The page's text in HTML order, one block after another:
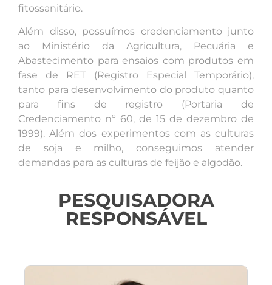
fitossanitário.
Além disso, possuímos credenciamento junto
ao Ministério da Agricultura, Pecuária e
Abastecimento para ensaios com produtos em
fase de RET (Registro Especial Temporário),
tanto para desenvolvimento do produto quanto
para fins de registro (Portaria de
Credenciamento nº 60, de 15 de dezembro de
1999). Além dos experimentos com as culturas
de soja e milho, conseguimos atender
demandas para as culturas de feijão e algodão.
PESQUISADORA
RESPONSÁVEL